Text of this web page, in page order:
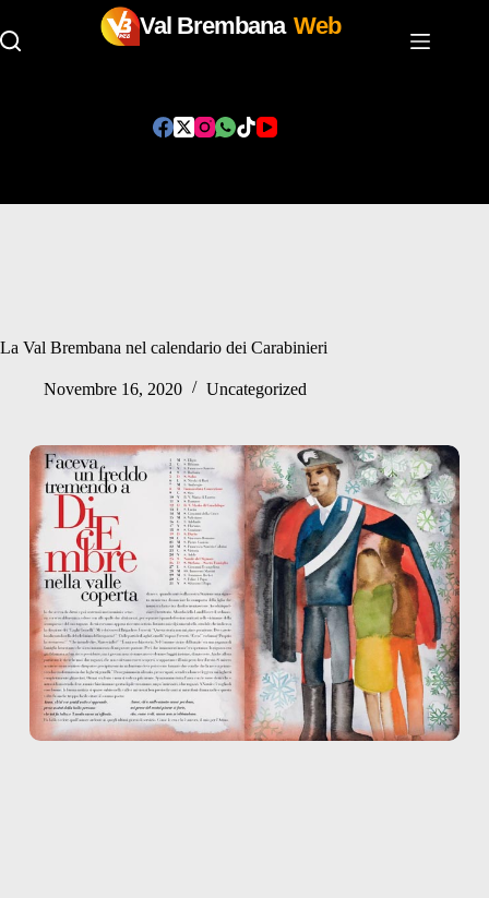
Val Brembana Web
La Val Brembana nel calendario dei Carabinieri
Novembre 16, 2020 Uncategorized